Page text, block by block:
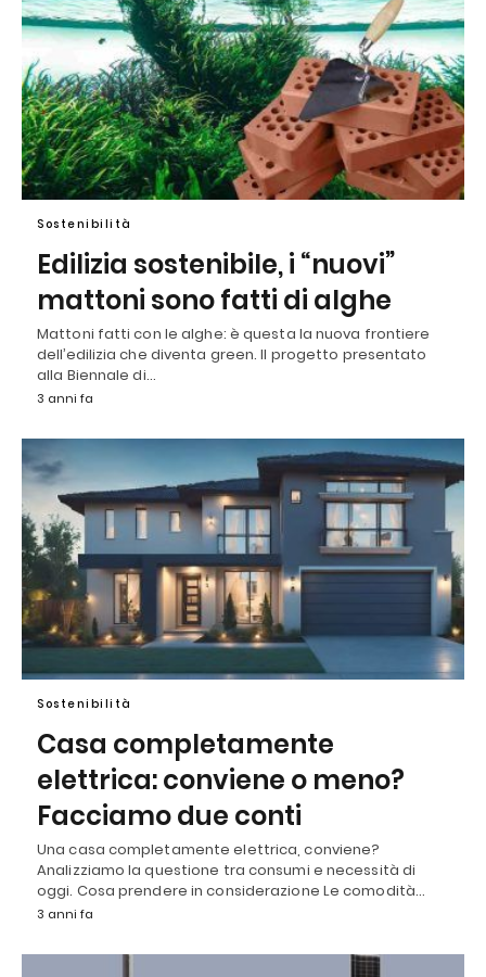
Sostenibilità
Edilizia sostenibile, i “nuovi”
mattoni sono fatti di alghe
Mattoni fatti con le alghe: è questa la nuova frontiere
dell’edilizia che diventa green. Il progetto presentato
alla Biennale di…
3 anni fa
Sostenibilità
Casa completamente
elettrica: conviene o meno?
Facciamo due conti
Una casa completamente elettrica, conviene?
Analizziamo la questione tra consumi e necessità di
oggi. Cosa prendere in considerazione Le comodità…
3 anni fa